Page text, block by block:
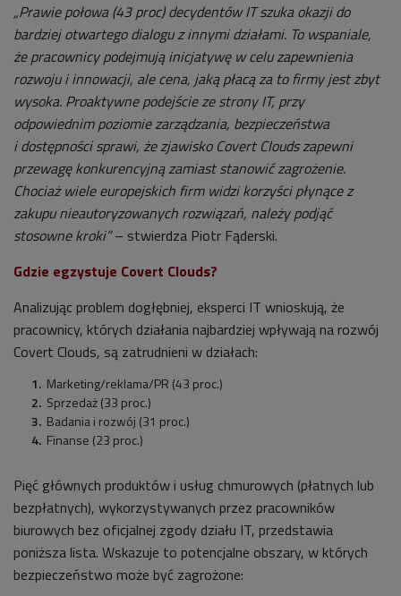
„Prawie połowa (43 proc) decydentów IT szuka okazji do
bardziej otwartego dialogu z innymi działami. To wspaniale,
że pracownicy podejmują inicjatywę w celu zapewnienia
rozwoju i innowacji, ale cena, jaką płacą za to firmy jest zbyt
wysoka. Proaktywne podejście ze strony IT, przy
odpowiednim poziomie zarządzania, bezpieczeństwa
i dostępności sprawi, że zjawisko Covert Clouds zapewni
przewagę konkurencyjną zamiast stanowić zagrożenie.
Chociaż wiele europejskich firm widzi korzyści płynące z
zakupu nieautoryzowanych rozwiązań, należy podjąć
stosowne kroki”– stwierdza Piotr Fąderski.
Gdzie egzystuje Covert Clouds?
Analizując problem dogłębniej, eksperci IT wnioskują, że
pracownicy, których działania najbardziej wpływają na rozwój
Covert Clouds, są zatrudnieni w działach:
Marketing/reklama/PR (43 proc.)
Sprzedaż (33 proc.)
Badania i rozwój (31 proc.)
Finanse (23 proc.)
Pięć głównych produktów i usług chmurowych (płatnych lub
bezpłatnych), wykorzystywanych przez pracowników
biurowych bez oficjalnej zgody działu IT, przedstawia
poniższa lista. Wskazuje to potencjalne obszary, w których
bezpieczeństwo może być zagrożone: